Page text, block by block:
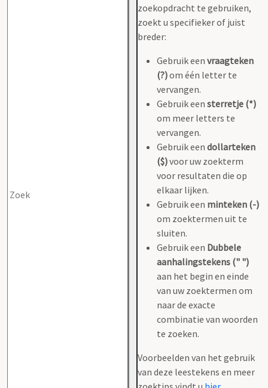
zoekopdracht te gebruiken,
zoekt u specifieker of juist
breder:
Gebruik een vraagteken
(?)om één letter te
vervangen.
Gebruik een sterretje (*)
om meer letters te
vervangen.
Gebruik een dollarteken
($)voor uw zoekterm
voor resultaten die op
elkaar lijken.
Gebruik een minteken (-)
om zoektermen uit te
sluiten.
Gebruik een Dubbele
aanhalingstekens (" ")
aan het begin en einde
van uw zoektermen om
naar de exacte
combinatie van woorden
te zoeken.
Voorbeelden van het gebruik
van deze leestekens en meer